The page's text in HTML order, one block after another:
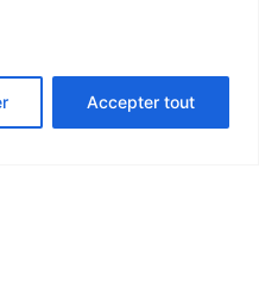
Accepter tout